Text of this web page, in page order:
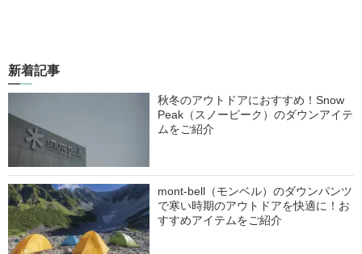
新着記事
秋冬のアウトドアにおすすめ！Snow
Peak（スノーピーク）のダウンアイテ
ムをご紹介
mont-bell（モンベル）のダウンパンツ
で寒い時期のアウトドアを快適に！お
すすめアイテムをご紹介